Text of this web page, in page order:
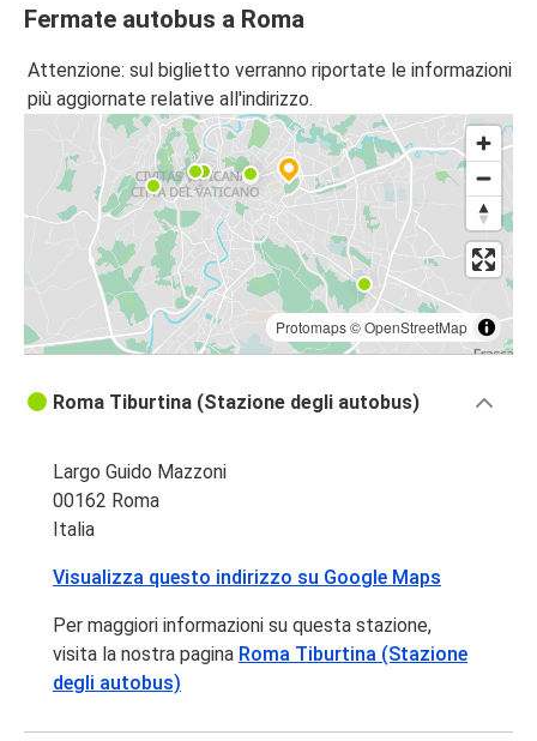
Fermate autobus a Roma
Attenzione: sul biglietto verranno riportate le informazioni
più aggiornate relative all'indirizzo.
Protomaps©OpenStreetMap
Roma Tiburtina (Stazione degli autobus)
Largo Guido Mazzoni
00162 Roma
Italia
Visualizza questo indirizzo su Google Maps
Per maggiori informazioni su questa stazione,
visita la nostra pagina Roma Tiburtina (Stazione
degli autobus)